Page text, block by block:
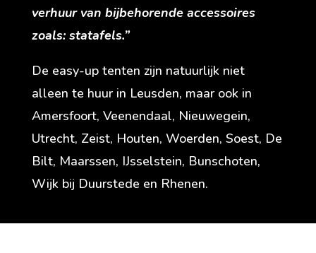
verhuur van bijbehorende accessoires
zoals: statafels.”
De easy-up tenten zijn natuurlijk niet
alleen te huur in Leusden, maar ook in
Amersfoort, Veenendaal, Nieuwegein,
Utrecht, Zeist, Houten, Woerden, Soest, De
Bilt, Maarssen, IJsselstein, Bunschoten,
Wijk bij Duurstede en Rhenen.